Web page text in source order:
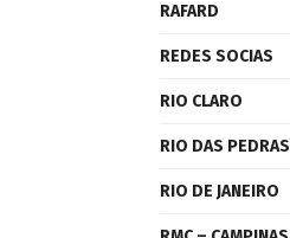
RAFARD
REDES SOCIAS
RIO CLARO
RIO DAS PEDRAS
RIO DE JANEIRO